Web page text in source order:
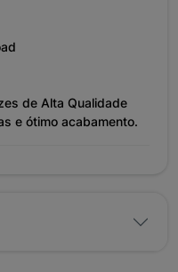
de Alta Qualidade
e ótimo acabamento.